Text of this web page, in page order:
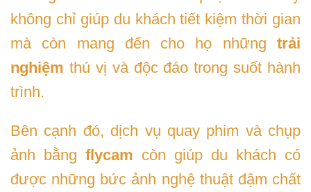
không chỉ giúp du khách tiết kiệm thời gian
mà còn mang đến cho họ những trải
nghiệm thú vị và độc đáo trong suốt hành
trình.
Bên cạnh đó, dịch vụ quay phim và chụp
ảnh bằng flycam còn giúp du khách có
được những bức ảnh nghệ thuật đậm chất